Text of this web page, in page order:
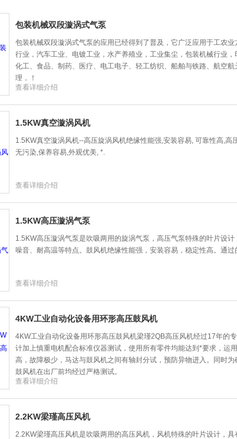
包装机械双段漩涡式气泵
包装机械双段漩涡式气泵的应用已经得到了普及，它广泛应用于工农
行业，汽车工业、电镀工业，水产养殖业，工业集尘，包装机械行业，
化工、食品、制药、医疗、电工电子、轻工纺织、船舶与铁路、航空
理，！
查看详细介绍
1.5KW真空漩涡风机
1.5KW真空漩涡风机--高压旋涡风机绝缘性能强,安装容易, 可靠性高,高
无污染,保养容易,外观优美, *.
查看详细介绍
1.5KW高压漩涡气泵
1.5KW高压漩涡气泵是吹吸两用的旋涡气泵，高压气泵特殊的叶片设
噪音、耐高温等特点。鼓风机绝缘性能强，安装容易，稳定性高。通过
查看详细介绍
4KW工业自动化设备用环形高压鼓风机
4KW工业自动化设备用环形高压鼓风机梁瑾2QB高压风机经过17年的
计加上慎重电机配合标准仪器测试，使用所有零件均能达到*要求，运
高，故障极少，马达与鼓风机之间有轴封分试，预防异物进入。同时
鼓风机在出厂前均经过严格测试。
查看详细介绍
2.2KW梁瑾高压风机
2.2KW梁瑾高压风机是吹吸两用的高压风机，风机特殊的叶片设计，